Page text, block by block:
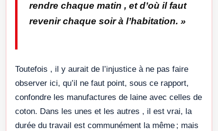
rendre chaque matin , et d’où il faut
revenir chaque soir à l’habitation. »
Toutefois , il y aurait de l’injustice à ne pas faire
observer ici, qu’il ne faut point, sous ce rapport,
confondre les manufactures de laine avec celles de
coton. Dans les unes et les autres , il est vrai, la
durée du travail est communément la même ; mais